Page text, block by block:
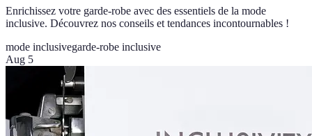
Enrichissez votre garde-robe avec des essentiels de la mode
inclusive. Découvrez nos conseils et tendances incontournables !
mode inclusivegarde-robe inclusive
Aug 5